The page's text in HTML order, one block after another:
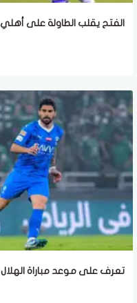
الفتح يقلب الطاولة على
تعرف على موعد مباراة